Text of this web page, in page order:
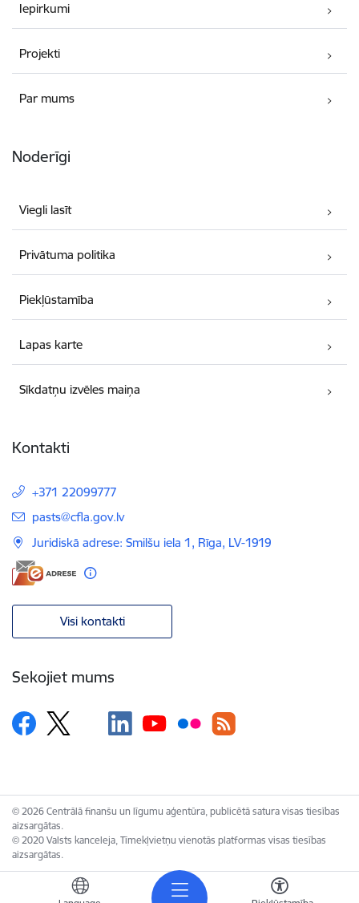
Iepirkumi
Projekti
Par mums
Noderīgi
Viegli lasīt
Privātuma politika
Piekļūstamība
Lapas karte
Sīkdatņu izvēles maiņa
Kontakti
+371 22099777
E-pasts:
pasts@cfla.gov.lv
Juridiskā adrese: Smilšu iela 1, Rīga, LV-1919
Visi kontakti
Sekojiet mums
© 2026 Centrālā finanšu un līgumu aģentūra, publicētā satura visas tiesības
aizsargātas.
© 2020 Valsts kanceleja, Tīmekļvietņu vienotās platformas visas tiesības
aizsargātas.